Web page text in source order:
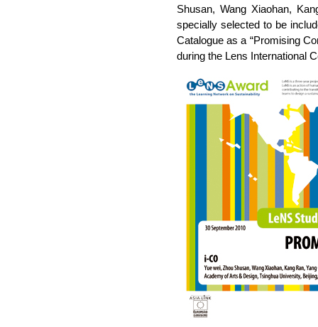
Shusan, Wang Xiaohan,
specially selected to be
Catalogue as a “Promising
during the Lens International